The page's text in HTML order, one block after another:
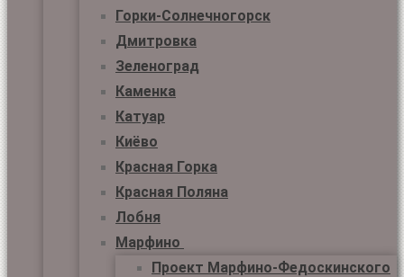
Горки-Солнечногорск
Дмитровка
Зеленоград
Каменка
Катуар
Киёво
Красная Горка
Красная Поляна
Лобня
Марфино
Проект Марфино-Федоскинского